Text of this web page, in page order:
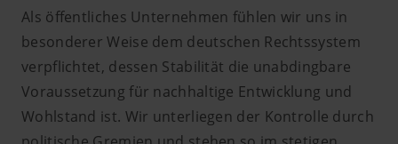
Als öffentliches Unternehmen fühlen wir uns in
besonderer Weise dem deutschen Rechtssystem
verpflichtet, dessen Stabilität die unabdingbare
Voraussetzung für nachhaltige Entwicklung und
Wohlstand ist. Wir unterliegen der Kontrolle durch